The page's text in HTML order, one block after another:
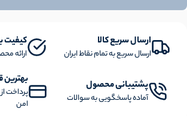
ارسال سریع کالا
ارسال سریع به تمام نقاط ایران
کیفیت
ارائه
پشتیبانی محصول
آماده پاسخگویی به سوالات
پرداخت
امن